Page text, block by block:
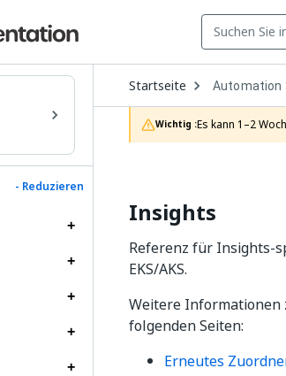
- Reduzieren
Startseite Open
Dropdown
to
choose
product
Automation
Wichtig :Es kann 1–2
Insights
Referenz für Insights-
EKS/AKS.
Weitere Informationen
folgenden Seiten:
Erneutes